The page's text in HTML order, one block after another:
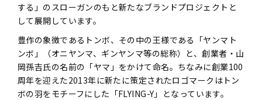
する」のスローガンのもと新たなブランドプロジェクトと
して展開しています。
豊作の象徴であるトンボ、その中の王様である「ヤンマト
ンボ」（オニヤンマ、ギンヤンマ等の総称）と、創業者・山
岡孫吉氏の名前の「ヤマ」をかけて命名。ちなみに創業100
周年を迎えた2013年に新たに策定されたロゴマークはトン
ボの羽をモチーフにした「FLYING-Y」となっています。